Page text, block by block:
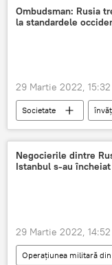
corupție
Ombudsman: Rusia
la standardele
29 Martie 2022, 15:32
Societate
Educație
viitor
copii
Negocierile dintre
Istanbul s-au încheiat
29 Martie 2022, 14:52
Operațiunea militară